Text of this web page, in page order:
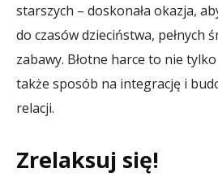
starszych – doskonała okazja,
do czasów dzieciństwa, pełnych
zabawy. Błotne harce to nie
także sposób na integrację i
relacji.
Zrelaksuj się!